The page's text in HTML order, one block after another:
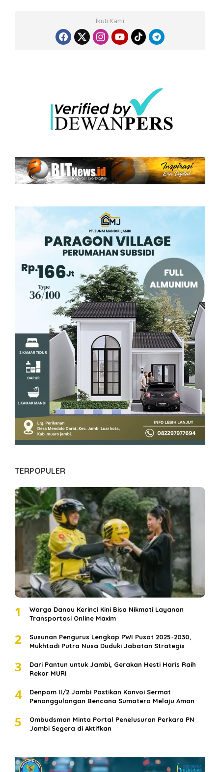
Ikuti Kami
TERPOPULER
1
Warga Danau Kerinci Kini Bisa Nikmati Layanan
Transportasi Online Maxim
2
Susunan Pengurus Lengkap PWI Pusat 2025-2030,
Mukhtadi Putra Nusa Duduki Jabatan Strategis
3
Dari Pantun untuk Jambi, Gerakan Hesti Haris Raih
Rekor MURI
4
Denpom II/2 Jambi Pastikan Konvoi Sermat
Penanggulangan Bencana Sumatera Melaju Aman
5
Ombudsman Minta Portal Penelusuran Perkara PN
Jambi Segera di Aktifkan